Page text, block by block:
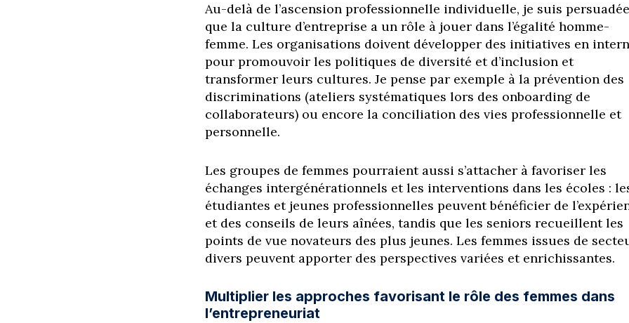
Au-delà de l’ascension professionnelle individuelle, je suis persuadée
que la culture d’entreprise a un rôle à jouer dans l’égalité homme-
femme. Les organisations doivent développer des initiatives en
pour promouvoir les politiques de diversité et d’inclusion et
transformer leurs cultures. Je pense par exemple à la prévention des
discriminations (ateliers systématiques lors des onboarding de
collaborateurs) ou encore la conciliation des vies professionnelle et
personnelle.
Les groupes de femmes pourraient aussi s’attacher à favoriser les
échanges intergénérationnels et les interventions dans les écoles :
étudiantes et jeunes professionnelles peuvent bénéficier de
et des conseils de leurs aînées, tandis que les seniors recueillent les
points de vue novateurs des plus jeunes. Les femmes issues de
divers peuvent apporter des perspectives variées et enrichissantes.
Multiplier les approches favorisant le rôle des femmes dans
l’entrepreneuriat